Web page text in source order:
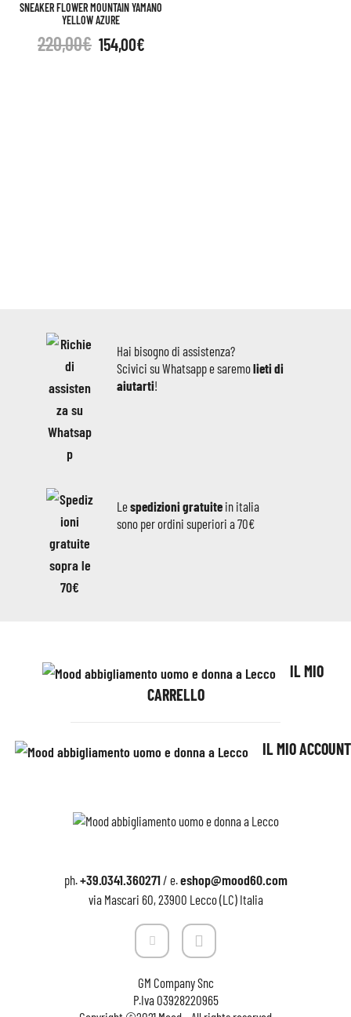
SNEAKER FLOWER MOUNTAIN YAMANO
YELLOW AZURE
220,00€ 154,00€
Hai bisogno di assistenza?
Scivici su Whatsapp e saremolieti di
aiutarti!
Lespedizioni gratuite in italia
sono per ordini superiori a 70€
IL MIO
CARRELLO
IL MIO ACCOUNT
ph.+39.0341.360271/ e.eshop@mood60.com
via Mascari 60, 23900 Lecco (LC) Italia
GM Company Snc
P.Iva03928220965